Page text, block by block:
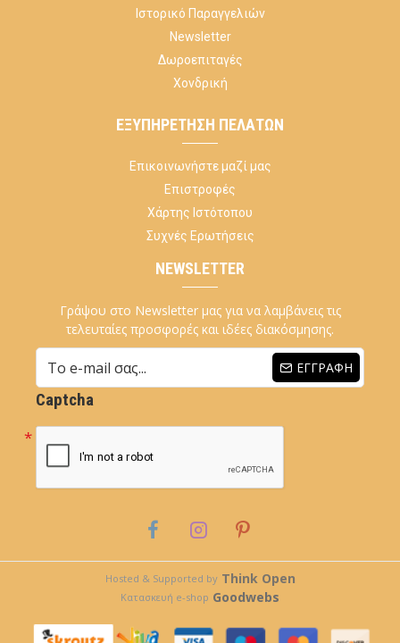
Ιστορικό Παραγγελιών
Newsletter
Δωροεπιταγές
Χονδρική
ΕΞΥΠΗΡΈΤΗΣΗ ΠΕΛΑΤΏΝ
Επικοινωνήστε μαζί μας
Επιστροφές
Χάρτης Ιστότοπου
Συχνές Ερωτήσεις
NEWSLETTER
Γράψου στο Newsletter μας για να λαμβάνεις τις
τελευταίες προσφορές και ιδέες διακόσμησης.
ΕΓΓΡΑΦΉ
Captcha
Hosted & Supported by Think Open
Κατασκευή e-shop Goodwebs